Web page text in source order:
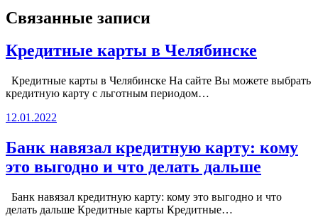
Связанные записи
Кредитные карты в Челябинске
Кредитные карты в Челябинске На сайте Вы можете выбрать
кредитную карту с льготным периодом…
12.01.2022
Банк навязал кредитную карту: кому
это выгодно и что делать дальше
Банк навязал кредитную карту: кому это выгодно и что
делать дальше Кредитные карты Кредитные…